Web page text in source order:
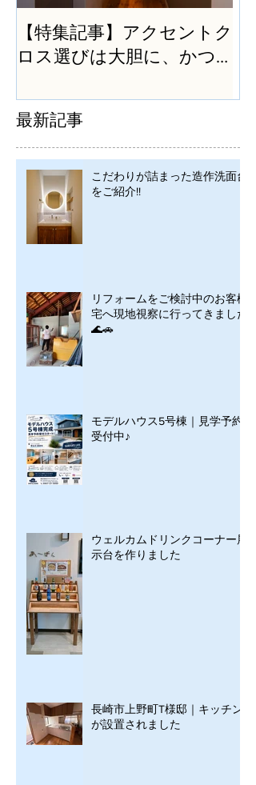
【特集記事】アクセントク
ロス選びは大胆に、かつ
最新記事
こだわりが詰まった造作洗面台
をご紹介!!
リフォームをご検討中のお客様
宅へ現地視察に行ってきました
🌊🚗
モデルハウス5号棟｜見学予約
受付中♪
ウェルカムドリンクコーナー展
示台を作りました
長崎市上野町T様邸｜キッチン
が設置されました